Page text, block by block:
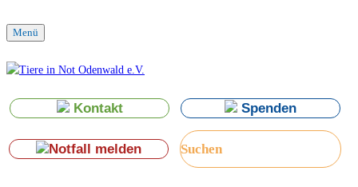
Menü
Kontakt Spenden
Notfall melden